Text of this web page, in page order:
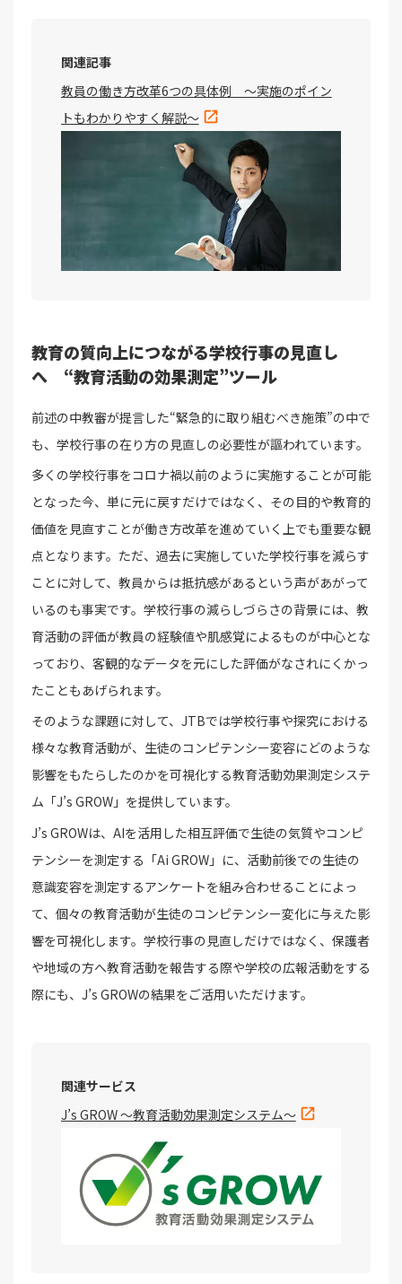
関連記事
教員の働き方改革6つの具体例 ～実施のポイン
トもわかりやすく解説～
教育の質向上につながる学校行事の見直し
へ “教育活動の効果測定”ツール
前述の中教審が提言した“緊急的に取り組むべき施策”の中で
も、学校行事の在り方の見直しの必要性が謳われています。
多くの学校行事をコロナ禍以前のように実施することが可能
となった今、単に元に戻すだけではなく、その目的や教育的
価値を見直すことが働き方改革を進めていく上でも重要な観
点となります。ただ、過去に実施していた学校行事を減らす
ことに対して、教員からは抵抗感があるという声があがって
いるのも事実です。学校行事の減らしづらさの背景には、教
育活動の評価が教員の経験値や肌感覚によるものが中心とな
っており、客観的なデータを元にした評価がなされにくかっ
たこともあげられます。
そのような課題に対して、JTBでは学校行事や探究における
様々な教育活動が、生徒のコンピテンシー変容にどのような
影響をもたらしたのかを可視化する教育活動効果測定システ
ム「J’s GROW」を提供しています。
J’s GROWは、AIを活用した相互評価で生徒の気質やコンピ
テンシーを測定する「Ai GROW」に、活動前後での生徒の
意識変容を測定するアンケートを組み合わせることによっ
て、個々の教育活動が生徒のコンピテンシー変化に与えた影
響を可視化します。学校行事の見直しだけではなく、保護者
や地域の方へ教育活動を報告する際や学校の広報活動をする
際にも、J’s GROWの結果をご活用いただけます。
関連サービス
J’s GROW ～教育活動効果測定システム～